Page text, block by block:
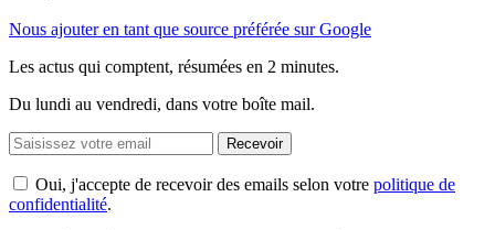
Nous ajouter en tant que source préférée sur Google
Les actus qui comptent, résumées en 2 minutes.
Du lundi au vendredi, dans votre boîte mail.
Recevoir
Oui, j'accepte de recevoir des emails selon votre politique de
confidentialité.